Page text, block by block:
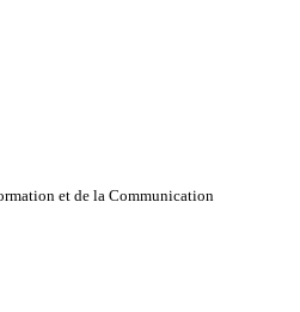
et de la Communication